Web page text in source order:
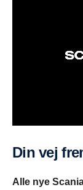
Din vej
Alle nye